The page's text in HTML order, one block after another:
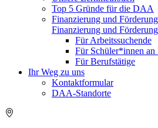
Top 5 Gründe für die DAA
Finanzierung und Förderung
Finanzierung und Förderung
Für Arbeitssuchende
Für Schüler*innen an
Für Berufstätige
Ihr Weg zu uns
Kontaktformular
DAA-Standorte